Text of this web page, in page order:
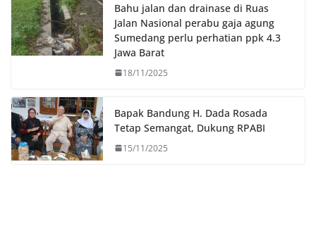
Bahu jalan dan drainase di Ruas
Jalan Nasional perabu gaja agung
Sumedang perlu perhatian ppk 4.3
Jawa Barat
18/11/2025
Bapak Bandung H. Dada Rosada
Tetap Semangat, Dukung RPABI
15/11/2025